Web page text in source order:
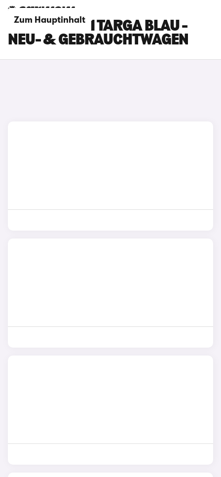
Zum Hauptinhalt
PORSCHE 911 TARGA BLAU -
NEU- & GEBRAUCHTWAGEN